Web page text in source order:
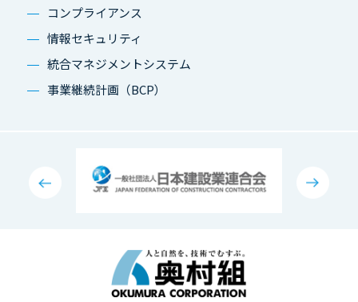
コンプライアンス
情報セキュリティ
統合マネジメントシステム
事業継続計画（BCP）